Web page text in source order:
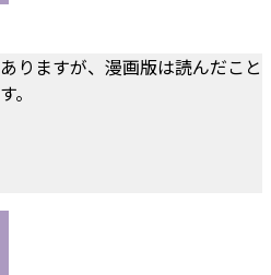
りますが、漫画版は読んだこと
。